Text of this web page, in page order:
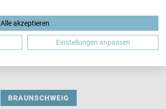
DE
BRAUNSCHWEIG
Alle akzeptieren
Einstellungen anpassen